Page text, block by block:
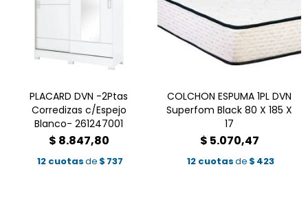
PLACARD DVN -2Ptas
Corredizas c/Espejo
Blanco- 261247001
$ 8.847,80
12 cuotasde $ 737
COLCHON ESPUMA 1PL DVN
Superfom Black 80 X 185 X
17
$ 5.070,47
12 cuotasde $ 423